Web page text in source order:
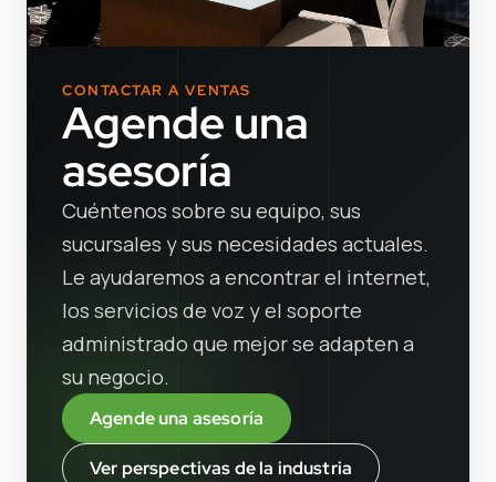
CONTACTAR A VENTAS
Agende una
asesoría
Cuéntenos sobre su equipo, sus
sucursales y sus necesidades actuales.
Le ayudaremos a encontrar el internet,
los servicios de voz y el soporte
administrado que mejor se adapten a
su negocio.
Agende una asesoría
Ver perspectivas de la industria